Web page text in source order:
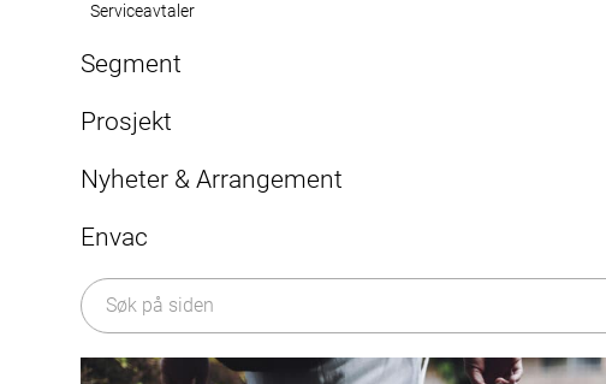
Serviceavtaler
Segment
Helse- og omsorgsbygg
Flyplasser
Prosjekt
Nyheter & Arrangement
Arrangement
Media/Presse
Envac
Om Envac
Historie
Bærekraft